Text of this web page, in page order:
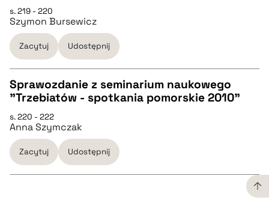
pobierz cytat
BIBTEX
pobierz cytat
s. 219 - 220
Szymon Bursewicz
Zacytuj Udostępnij
pobierz cytat
BIBTEX
Sprawozdanie z seminarium naukowego
"Trzebiatów - spotkania pomorskie 2010"
s. 220 - 222
Anna Szymczak
Zacytuj Udostępnij